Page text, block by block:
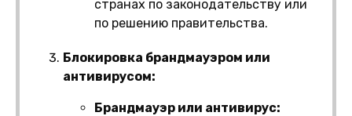
странах по законодательству или
по решению правительства.
Блокировка брандмауэром или
антивирусом:
Брандмауэр или антивирус: